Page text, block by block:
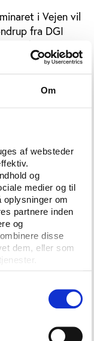
Om
af websteder
og
medier og til
om
partnere inden
og
disse
dem, eller som
i Vejen vil
fra DGI
nyt forstærket
vil arbejde
yderligere
de kommende
årtier
nogen
år ville de
der
fokus på
Runners,
største
udvikling på
del af det